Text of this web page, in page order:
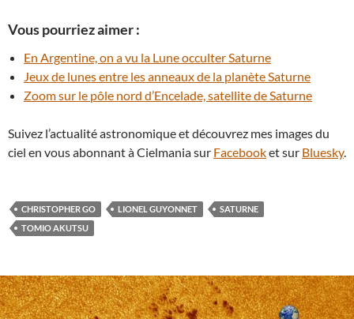
Vous pourriez aimer :
En Argentine, on a vu la Lune occulter Saturne
Jeux de lunes entre les anneaux de la planète Saturne
Zoom sur le pôle nord d’Encelade, satellite de Saturne
Suivez l’actualité astronomique et découvrez mes images du
ciel en vous abonnant à Cielmania sur Facebooket sur Bluesky.
CHRISTOPHER GO LIONEL GUYONNET
SATURNE
TOMIO AKUTSU